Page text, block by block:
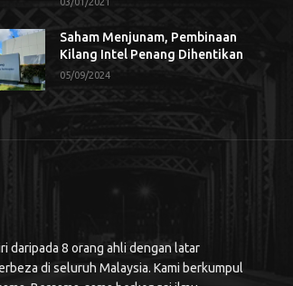
Saham Menjunam, Pembinaan
Kilang Intel Penang Dihentikan
05/09/2024
daripada 8 orang ahli dengan latar
di seluruh Malaysia. Kami berkumpul